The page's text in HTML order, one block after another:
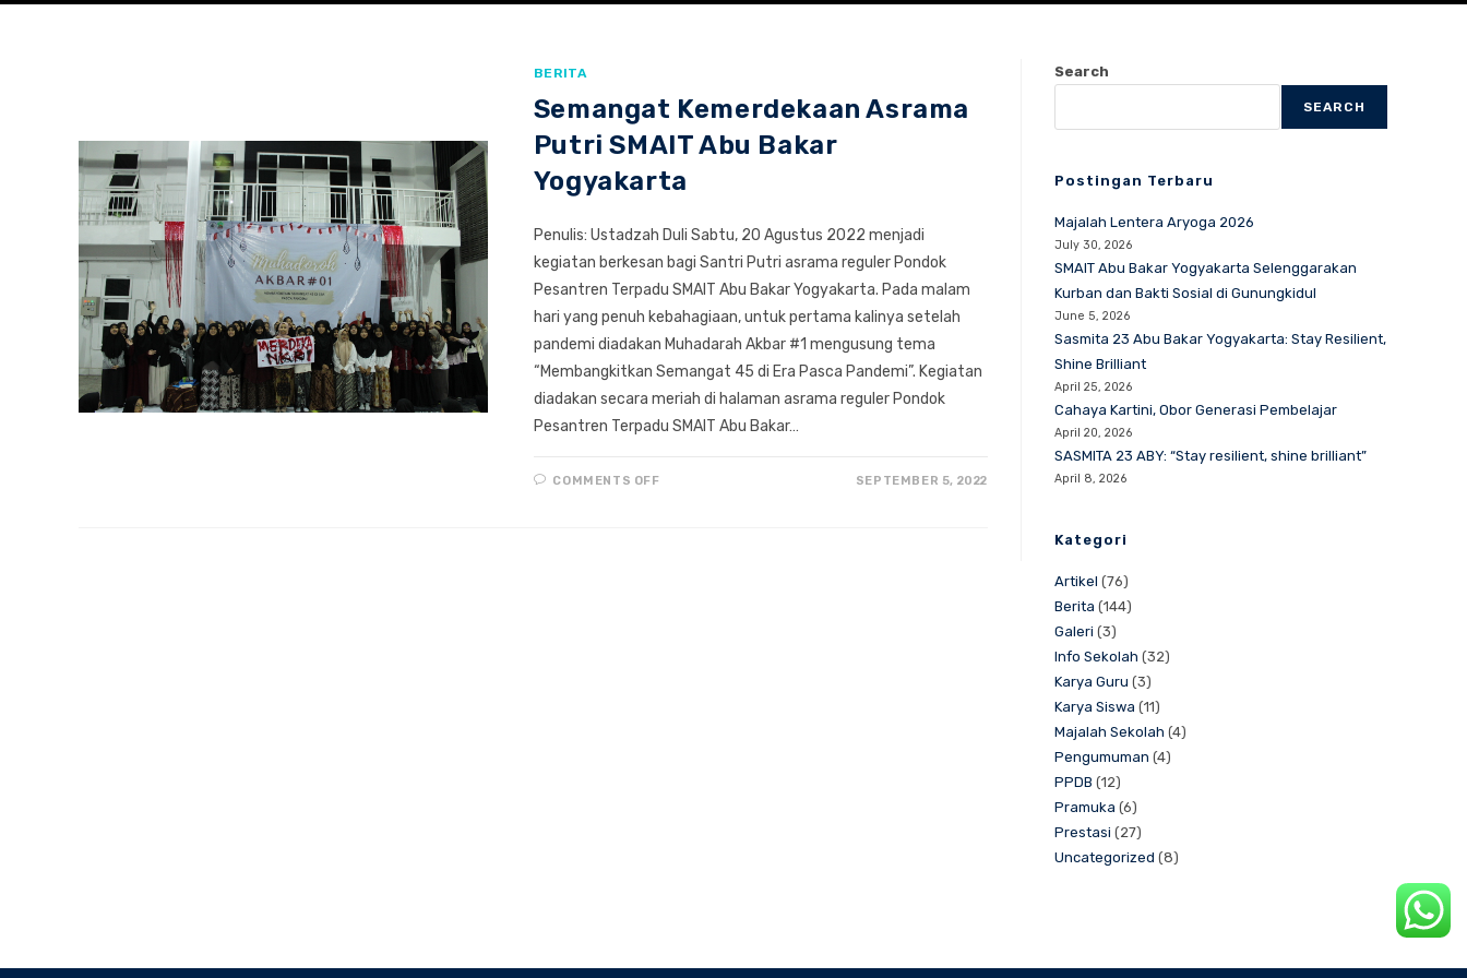
BERITA
Semangat Kemerdekaan Asrama
Putri SMAIT Abu Bakar
Yogyakarta
Penulis: Ustadzah Duli Sabtu, 20 Agustus 2022 menjadi
kegiatan berkesan bagi Santri Putri asrama reguler Pondok
Pesantren Terpadu SMAIT Abu Bakar Yogyakarta. Pada malam
hari yang penuh kebahagiaan, untuk pertama kalinya setelah
pandemi diadakan Muhadarah Akbar #1 mengusung tema
“Membangkitkan Semangat 45 di Era Pasca Pandemi”. Kegiatan
diadakan secara meriah di halaman asrama reguler Pondok
Pesantren Terpadu SMAIT Abu Bakar…
COMMENTS OFFON SEPTEMBER 5, 2022
Search
SEARCH
Postingan Terbaru
Majalah Lentera Aryoga 2026
July 30, 2026
SMAIT Abu Bakar Yogyakarta Selenggarakan
Kurban dan Bakti Sosial di Gunungkidul
June 5, 2026
Sasmita 23 Abu Bakar Yogyakarta: Stay Resilient,
Shine Brilliant
April 25, 2026
Cahaya Kartini, Obor Generasi Pembelajar
April 20, 2026
SASMITA 23 ABY: “Stay resilient, shine brilliant”
April 8, 2026
Kategori
Artikel (76)
Berita (144)
Galeri (3)
Info Sekolah (32)
Karya Guru (3)
Karya Siswa (11)
Majalah Sekolah (4)
Pengumuman (4)
PPDB (12)
Pramuka (6)
Prestasi (27)
Uncategorized (8)